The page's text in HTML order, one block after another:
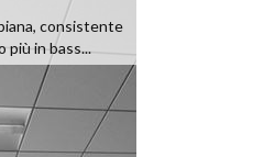
consistente
in bass...